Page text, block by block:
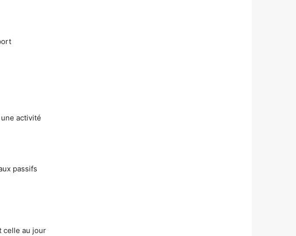
activité
passifs
celle au jour